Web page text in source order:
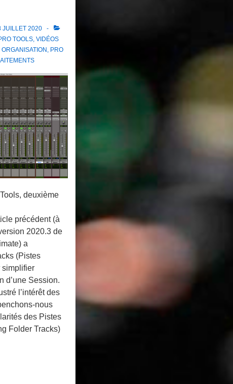
JUILLET 2020
TOOLS, VIDÉOS
ORGANISATION PRO
deuxième
précédent (à
2020.3 de
a
(Pistes
simplifier
d’une Session.
l’intérêt des
nous
des Pistes
Folder Tracks)